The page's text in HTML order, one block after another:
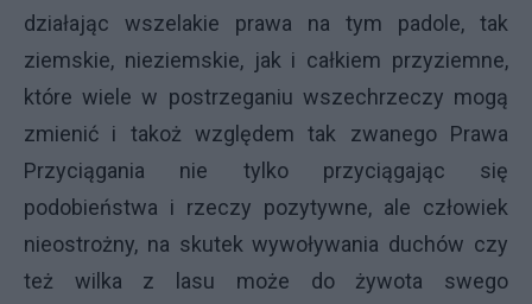
działając wszelakie prawa na tym padole, tak
ziemskie, nieziemskie, jak i całkiem przyziemne,
które wiele w postrzeganiu wszechrzeczy mogą
zmienić i takoż względem tak zwanego Prawa
Przyciągania nie tylko przyciągając się
podobieństwa i rzeczy pozytywne, ale człowiek
nieostrożny, na skutek wywoływania duchów czy
też wilka z lasu może do żywota swego